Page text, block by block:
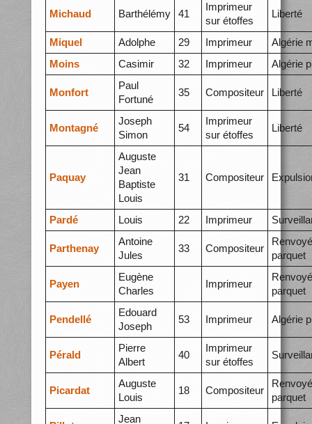
Michaud Barthélémy 41
Imprimeur
sur étoffes
Liberté
Miquel Adolphe 29 Imprimeur
Algérie
Moins
Casimir 32 Imprimeur Algérie
Monfort
Paul
Fortuné
35 Compositeur Liberté
Montagné
Joseph
Simon
54
Imprimeur
sur étoffes
Liberté
Paquay
Auguste
Jean
Baptiste
Louis
31 Compositeur
Pardé Louis 22 Imprimeur
Parthenay
Antoine
Jules
33 Compositeur
parquet
Payen
Eugène
Charles
Imprimeur
parquet
Pendellé
Edouard
Joseph
53 Imprimeur Algérie
Pérald
Pierre
Albert
40
Imprimeur
sur étoffes
Picardat
Auguste
Louis
18 Compositeur
parquet
Jean